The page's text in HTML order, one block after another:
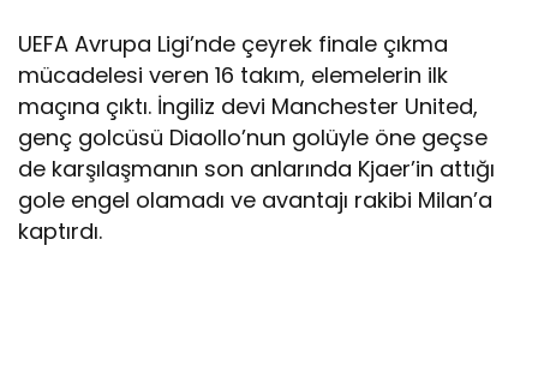
UEFA Avrupa Ligi’nde çeyrek finale çıkma
mücadelesi veren 16 takım, elemelerin ilk
maçına çıktı. İngiliz devi Manchester United,
genç golcüsü Diaollo’nun golüyle öne geçse
de karşılaşmanın son anlarında Kjaer’in attığı
gole engel olamadı ve avantajı rakibi Milan’a
kaptırdı.